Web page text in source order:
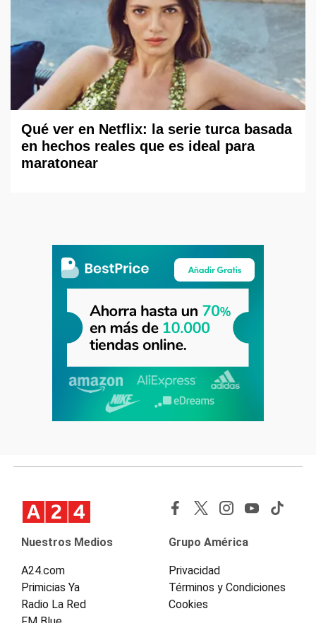
Qué ver en Netflix: la serie turca basada
en hechos reales que es ideal para
maratonear
Nuestros Medios
A24.com
Primicias Ya
Radio La Red
Grupo América
Privacidad
Términos y Condiciones
Cookies